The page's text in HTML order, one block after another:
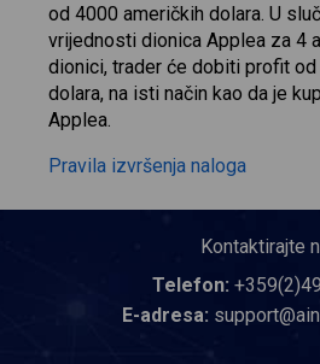
od 4000 američkih dolara. U
vrijednosti dionica Applea za 4
dionici, trader će dobiti profit
dolara, na isti način kao da je
Applea.
Pravila izvršenja naloga
Kontaktirajte
Telefon:
E-adresa: